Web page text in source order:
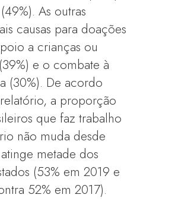
As outras
causas para doações
a crianças ou
e o combate à
(30%). De acordo
a proporção
que faz trabalho
não muda desde
metade dos
(53% em 2019 e
52% em 2017).